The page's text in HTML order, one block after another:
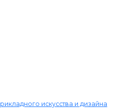
искусства и дизайна